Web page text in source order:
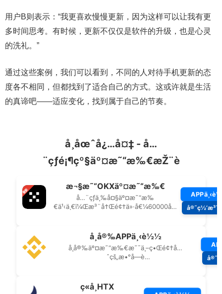
用户B则表示：“我更喜欢慢慢更新，因为这样可以让我有更
多时间思考。有时候，更新不仅仅是软件的升级，也是心灵
的洗礼。”
通过这些案例，我们可以看到，不同的人对待手机更新的态
度各不相同，但都找到了适合自己的方式。这或许就是生活
的真谛吧——适应变化，找到属于自己的节奏。